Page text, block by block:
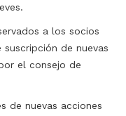
a los socios
de nuevas
el consejo de
de nuevas acciones